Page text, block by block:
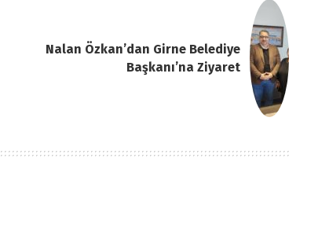
Nalan Özkan’dan Girne Belediye
Başkanı’na Ziyaret